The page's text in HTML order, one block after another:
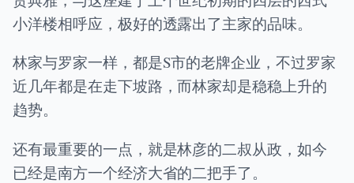
小洋楼相呼应，极好的透露出了主家的品味。
林家与罗家一样，都是S市的老牌企业，不过罗家
近几年都是在走下坡路，而林家却是稳稳上升的
趋势。
还有最重要的一点，就是林彦的二叔从政，如今
已经是南方一个经济大省的二把手了。